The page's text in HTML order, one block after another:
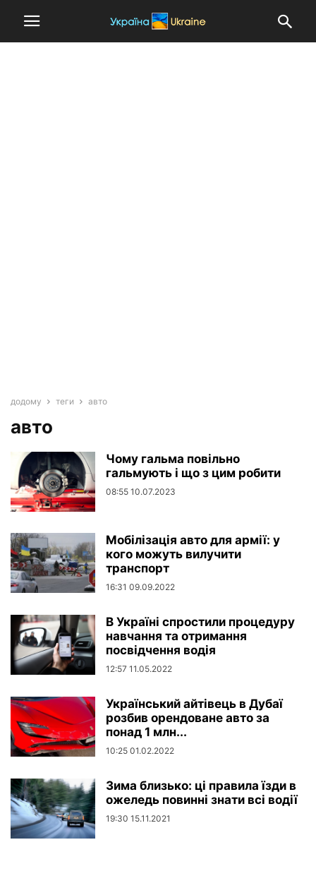
додому теги авто
авто
Чому гальма повільно
гальмують і що з цим робити
08:55 10.07.2023
Мобілізація авто для армії: у
кого можуть вилучити
транспорт
16:31 09.09.2022
В Україні спростили процедуру
навчання та отримання
посвідчення водія
12:57 11.05.2022
Український айтівець в Дубаї
розбив орендоване авто за
понад 1 млн...
10:25 01.02.2022
Зима близько: ці правила їзди в
ожеледь повинні знати всі водії
19:30 15.11.2021